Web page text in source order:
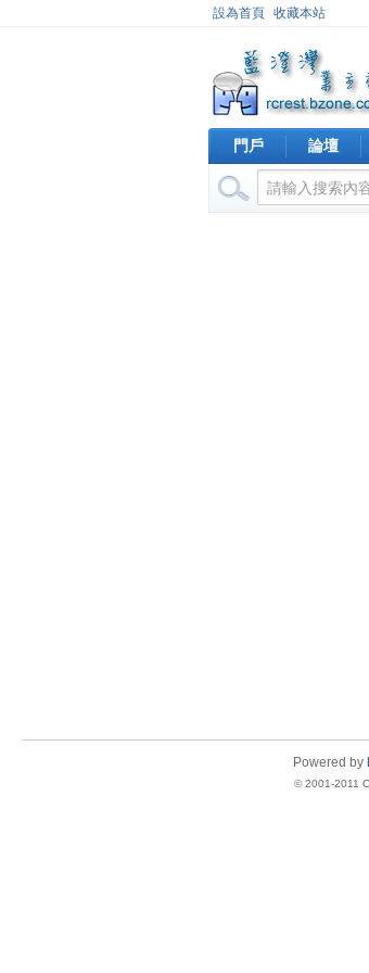
設為首頁 收藏本站
門戶 論壇
Powered by
© 2001-2011